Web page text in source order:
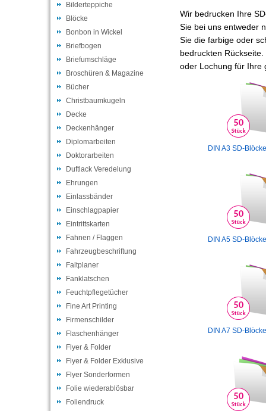
Bilderteppiche
Blöcke
Bonbon in Wickel
Briefbogen
Briefumschläge
Broschüren & Magazine
Bücher
Christbaumkugeln
Decke
Deckenhänger
Diplomarbeiten
Doktorarbeiten
Duftlack Veredelung
Ehrungen
Einlassbänder
Einschlagpapier
Eintrittskarten
Fahnen / Flaggen
Fahrzeugbeschriftung
Faltplaner
Fanklatschen
Feuchtpflegetücher
Fine Art Printing
Firmenschilder
Flaschenhänger
Flyer & Folder
Flyer & Folder Exklusive
Flyer Sonderformen
Folie wiederablösbar
Foliendruck
Wir bedrucken Ihre
Sie bei uns entweder
Sie die farbige oder
bedruckten
oder Lochung für Ihre
DIN A3 SD-
DIN A5 SD-
DIN A7 SD-